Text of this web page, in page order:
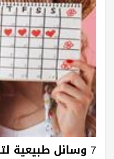
7 وسائل طبيعية لتنظيم دورتك الشهرية